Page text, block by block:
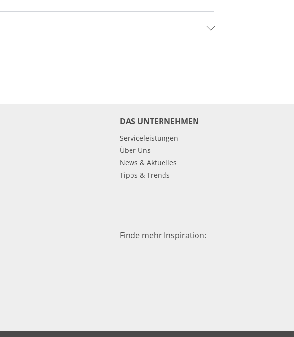
DAS UNTERNEHMEN
Serviceleistungen
Über Uns
News & Aktuelles
Tipps & Trends
Finde mehr Inspiration: